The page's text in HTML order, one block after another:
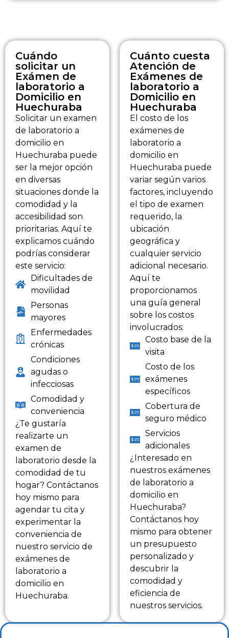
Cuándo
solicitar un
Exámen de
laboratorio a
Domicilio en
Huechuraba
Solicitar un examen
de laboratorio a
domicilio en
Huechuraba puede
ser la mejor opción
en diversas
situaciones donde la
comodidad y la
accesibilidad son
prioritarias. Aquí te
explicamos cuándo
podrías considerar
este servicio:
Dificultades de
movilidad
Personas
mayores
Enfermedades
crónicas
Condiciones
agudas o
infecciosas
Comodidad y
conveniencia
¿Te gustaría
realizarte un
examen de
laboratorio desde la
comodidad de tu
hogar? Contáctanos
hoy mismo para
agendar tu cita y
experimentar la
conveniencia de
nuestro servicio de
exámenes de
laboratorio a
domicilio en
Huechuraba.
Cuánto cuesta
Atención de
Exámenes de
laboratorio a
Domicilio en
Huechuraba
El costo de los
exámenes de
laboratorio a
domicilio en
Huechuraba puede
variar según varios
factores, incluyendo
el tipo de examen
requerido, la
ubicación
geográfica y
cualquier servicio
adicional necesario.
Aquí te
proporcionamos
una guía general
sobre los costos
involucrados:
Costo base de la
visita
Costo de los
exámenes
específicos
Cobertura de
seguro médico
Servicios
adicionales
¿Interesado en
nuestros exámenes
de laboratorio a
domicilio en
Huechuraba?
Contáctanos hoy
mismo para obtener
un presupuesto
personalizado y
descubrir la
comodidad y
eficiencia de
nuestros servicios.